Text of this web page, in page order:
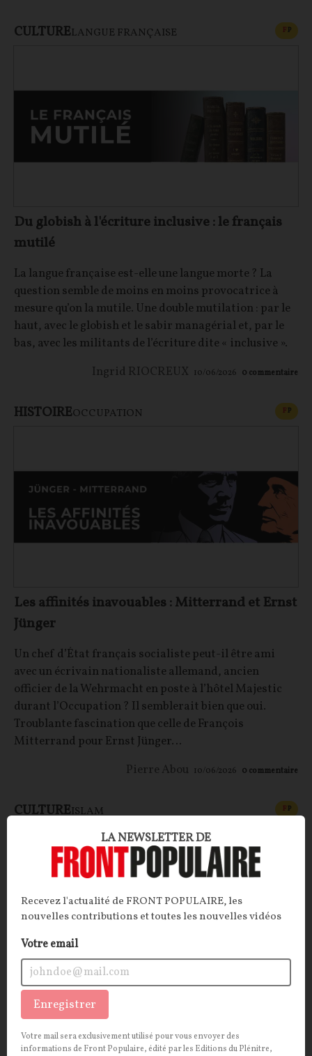
CULTURELANGUE FRANÇAISE FP
Du globish à l'écriture inclusive : le français
mutilé
La langue française est-elle une langue morte ? La
question semble de moins en moins provocatrice à
mesure qu’on la mutile. Une double mutilation : par le
haut, avec le globish et le sabir managérial et, par le
bas, avec les militants de l’écriture dite « inclusive ».
Ingrid RIOCREUX 10/06/2026 0 commentaire
HISTOIREOCCUPATION FP
Les affinités inavouables : Mitterrand et Ernst
Jünger
Un chef d’État français socialiste peut-il être ami
avec un écrivain nationaliste allemand, ancien
officier de la Wehrmacht en poste à l’hôtel Majestic
durant l’Occupation ? Il semblerait bien que oui.
Troublante fascination que celle de François
Mitterrand pour Ernst Jünger…
Pierre Abou 10/06/2026 0 commentaire
CULTUREISLAM FP
Fascination islamophile
Sujet délicat, l’islam ? Pas pour Ferghane Azihari qui
s’insurge contre la soumission des élites françaises à
LA NEWSLETTER DE
Recevez l'actualité de FRONT POPULAIRE, les
nouvelles contributions et toutes les nouvelles vidéos
Votre email
Enregistrer
Votre mail sera exclusivement utilisé pour vous envoyer des
informations de Front Populaire, édité par les Editions du Plénitre,